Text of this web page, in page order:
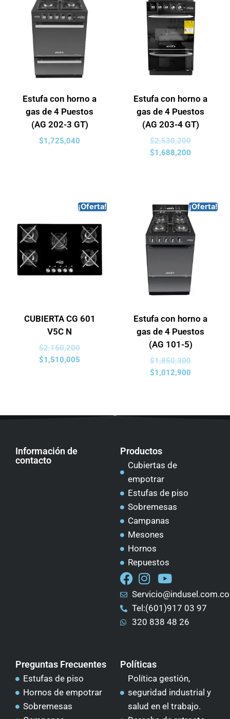
Estufa con horno a
gas de 4 Puestos
(AG 202-3 GT)
$1,725,040
Estufa con horno a
gas de 4 Puestos
(AG 203-4 GT)
$2,530,200
$1,688,200
¡Oferta!
CUBIERTA CG 601
V5C N
$2,150,200
$1,510,005
¡Oferta!
Estufa con horno a
gas de 4 Puestos
(AG 101-5)
$1,850,300
$1,012,900
Información de
contacto
Productos
Cubiertas de
empotrar
Estufas de piso
Sobremesas
Campanas
Mesones
Hornos
Repuestos
Servicio@indusel.com.co
Tel:(601)917 03 97
320 838 48 26
Preguntas Frecuentes
Estufas de piso
Hornos de empotrar
Sobremesas
Políticas
Política gestión,
seguridad industrial y
salud en el trabajo.